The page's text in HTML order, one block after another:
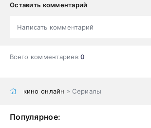
Оставить комментарий
Написать комментарий
Всего комментариев0
кино онлайн » Сериалы
Популярное: